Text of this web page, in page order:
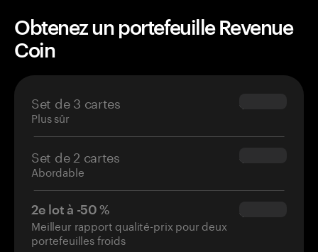
Obtenez un portefeuille Revenue
Coin
Set de 3 cartes
Plus sûr
$69.90
Set de 2 cartes
Abordable
$54.90
2e lot à -50 %
Meilleur rapport qualité-prix pour deux
portefeuilles froids
$34.95